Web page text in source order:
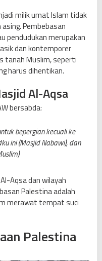
milik umat Islam tidak
Pembebasan
pendudukan merupakan
dan kontemporer
tanah Muslim, seperti
harus dihentikan.
Al-Aqsa
bersabda:
bepergian kecuali ke
ini (Masjid Nabawi), dan
Aqsa dan wilayah
Palestina adalah
merawat tempat suci
Palestina